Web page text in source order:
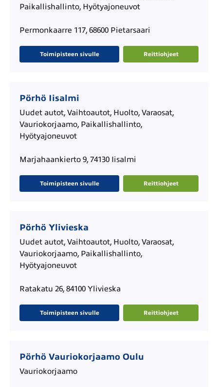
Paikallishallinto, Hyötyajoneuvot
Permonkaarre 117, 68600 Pietarsaari
Toimipisteen sivulle Reittiohjeet
Pörhö Iisalmi
Uudet autot, Vaihtoautot, Huolto, Varaosat,
Vauriokorjaamo, Paikallishallinto,
Hyötyajoneuvot
Marjahaankierto 9, 74130 Iisalmi
Toimipisteen sivulle Reittiohjeet
Pörhö Ylivieska
Uudet autot, Vaihtoautot, Huolto, Varaosat,
Vauriokorjaamo, Paikallishallinto,
Hyötyajoneuvot
Ratakatu 26, 84100 Ylivieska
Toimipisteen sivulle Reittiohjeet
Pörhö Vauriokorjaamo Oulu
Vauriokorjaamo